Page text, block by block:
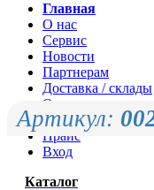
Главная
О нас
Сервис
Новости
Партнерам
Доставка / склады
Оплата
Контакты
Прайс
Вход
Каталог
Артикул: